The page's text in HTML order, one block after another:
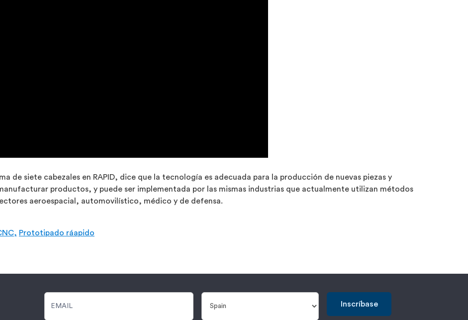
de siete cabezales en RAPID, dice que la tecnología es adecuada para la producción de nuevas piezas y
productos, y puede ser implementada por las mismas industrias que actualmente utilizan métodos
aeroespacial, automovilístico, médico y de defensa.
Prototipado ráapido
Inscríbase